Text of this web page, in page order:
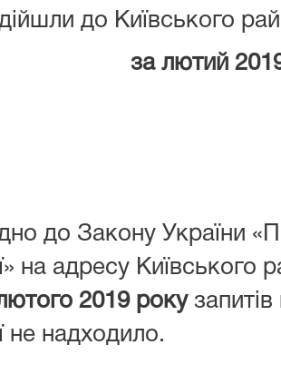
до Київського
за лютий
до Закону України
на адресу Київського
2019 рокузапитів
не надходило.